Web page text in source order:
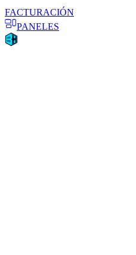
FACTURACIÓN
PANELES